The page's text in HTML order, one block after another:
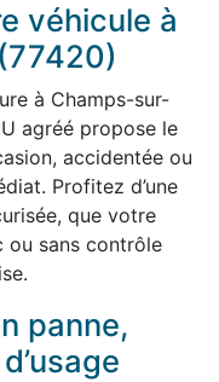
véhicule à
à Champs-sur-
agréé propose le
accidentée ou
Profitez d’une
que votre
ou sans contrôle
panne,